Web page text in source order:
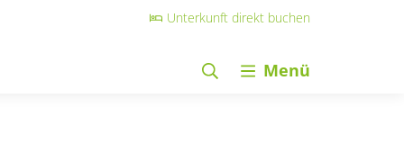
Unterkunft direkt buchen
Menü